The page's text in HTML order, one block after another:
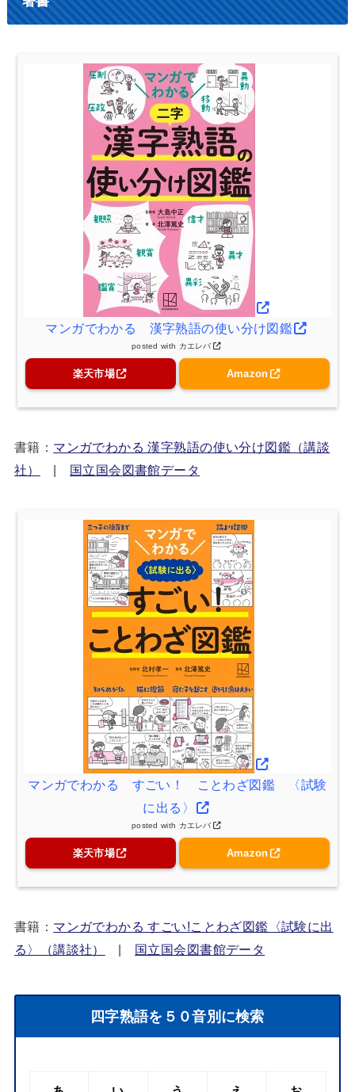
マンガでわかる 漢字熟語の使い分け図鑑
posted with カエレバ
楽天市場 Amazon
書籍： マンガでわかる 漢字熟語の使い分け図鑑（講談
社）
| 国立国会図書館データ
マンガでわかる すごい！ ことわざ図鑑 〈試験
に出る〉
posted with カエレバ
楽天市場 Amazon
書籍： マンガでわかる すごい!ことわざ図鑑〈試験に出
る〉（講談社）
国立国会図書館データ
四字熟語を５０音別に検索